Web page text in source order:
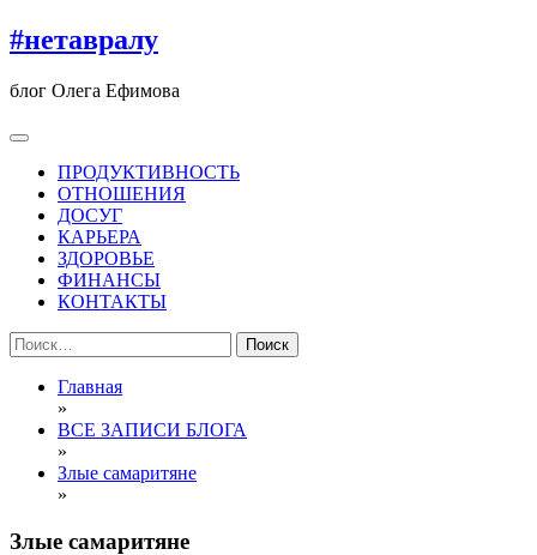
Перейти
к
#нетавралу
блог Олега Ефимова
ПРОДУКТИВНОСТЬ
ОТНОШЕНИЯ
ДОСУГ
КАРЬЕРА
ЗДОРОВЬЕ
ФИНАНСЫ
КОНТАКТЫ
Найти:
Главная
»
ВСЕ ЗАПИСИ БЛОГА
»
Злые самаритяне
»
ВСЕ
Злые самаритяне